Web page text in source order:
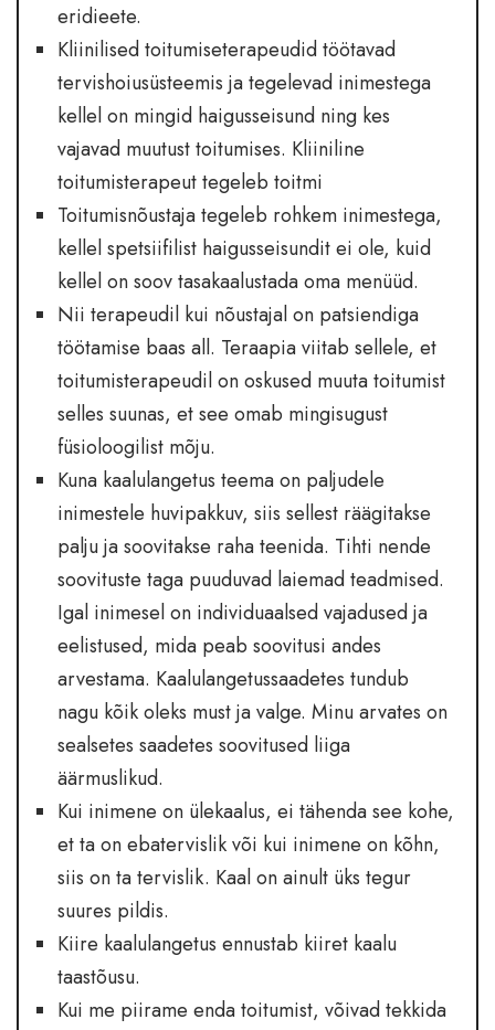
eridieete.
Kliinilised toitumiseterapeudid töötavad
tervishoiusüsteemis ja tegelevad inimestega
kellel on mingid haigusseisund ning kes
vajavad muutust toitumises. Kliiniline
toitumisterapeut tegeleb toitmi
Toitumisnõustaja tegeleb rohkem inimestega,
kellel spetsiifilist haigusseisundit ei ole, kuid
kellel on soov tasakaalustada oma menüüd.
Nii terapeudil kui nõustajal on patsiendiga
töötamise baas all. Teraapia viitab sellele, et
toitumisterapeudil on oskused muuta toitumist
selles suunas, et see omab mingisugust
füsioloogilist mõju.
Kuna kaalulangetus teema on paljudele
inimestele huvipakkuv, siis sellest räägitakse
palju ja soovitakse raha teenida. Tihti nende
soovituste taga puuduvad laiemad teadmised.
Igal inimesel on individuaalsed vajadused ja
eelistused, mida peab soovitusi andes
arvestama. Kaalulangetussaadetes tundub
nagu kõik oleks must ja valge. Minu arvates on
sealsetes saadetes soovitused liiga
äärmuslikud.
Kui inimene on ülekaalus, ei tähenda see kohe,
et ta on ebatervislik või kui inimene on kõhn,
siis on ta tervislik. Kaal on ainult üks tegur
suures pildis.
Kiire kaalulangetus ennustab kiiret kaalu
taastõusu.
Kui me piirame enda toitumist, võivad tekkida